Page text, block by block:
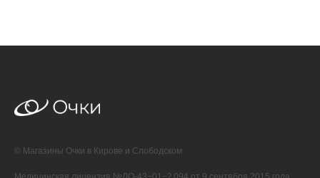
© Магазины Очки в Кирове и Слободском